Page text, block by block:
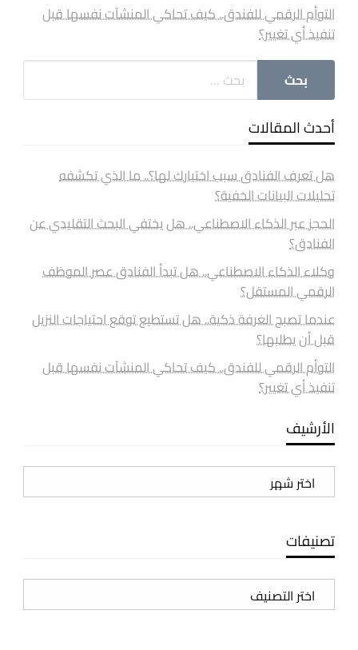
التوأم الرقمي للفندق.. كيف تحاكي المنشآت نفسها قبل
تنفيذ أي تغيير؟
أحدث المقالات
هل تعرف الفنادق سبب اختيارك لها؟.. ما الذي تكشفه
تحليلات البيانات الخفية؟
الحجز عبر الذكاء الاصطناعي.. هل يختفي البحث التقليدي عن
الفنادق؟
وكلاء الذكاء الاصطناعي.. هل تبدأ الفنادق عصر الموظف
الرقمي المستقل؟
عندما تصبح الغرفة ذكية.. هل تستطيع توقع احتياجات النزيل
قبل أن يطلبها؟
التوأم الرقمي للفندق.. كيف تحاكي المنشآت نفسها قبل
تنفيذ أي تغيير؟
الأرشيف
الأرشيف
تصنيفات
تصنيفات